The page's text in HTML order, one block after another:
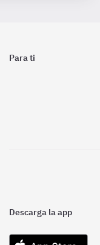
Para ti
Descarga la app